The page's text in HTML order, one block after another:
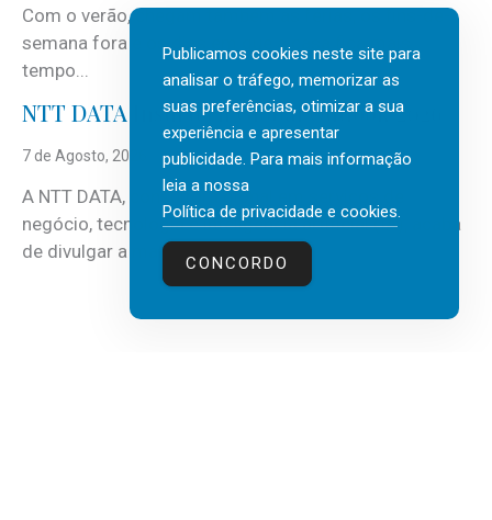
Com o verão, chegam também as férias, os fins-de-
semana fora e os dias em que a casa fica mais
tempo...
NTT DATA Insurtech Global Outlook 2026
7 de Agosto, 2026
A NTT DATA, consultora global em serviços de
negócio, tecnologia e inteligência artificial (IA), acaba
de divulgar a mais recente...
Publicamos cookies neste site para
analisar o tráfego, memorizar as
suas preferências, otimizar a sua
experiência e apresentar
publicidade. Para mais informação
leia a nossa
Política de privacidade e cookies.
CONCORDO